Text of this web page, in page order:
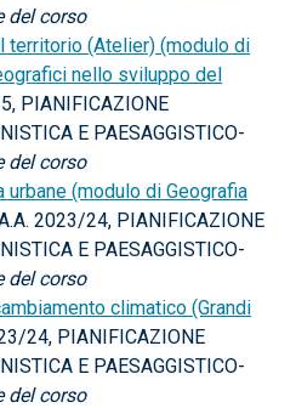
del corso
territorio (Atelier) (modulo di
nello sviluppo del
PIANIFICAZIONE
E PAESAGGISTICO-
del corso
(modulo di Geografia
2023/24, PIANIFICAZIONE
E PAESAGGISTICO-
del corso
climatico (Grandi
24, PIANIFICAZIONE
E PAESAGGISTICO-
del corso